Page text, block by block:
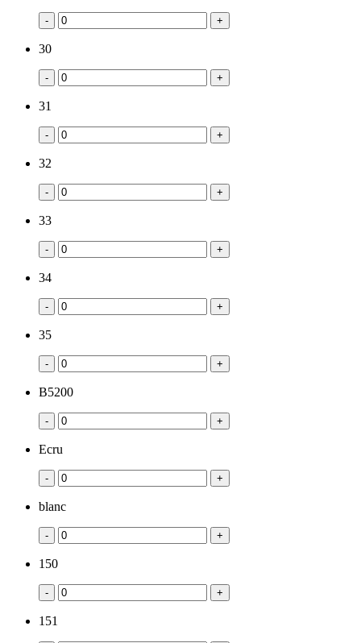
- +
30
- +
31
- +
32
- +
33
- +
34
- +
35
- +
B5200
- +
Ecru
- +
blanc
- +
150
- +
151